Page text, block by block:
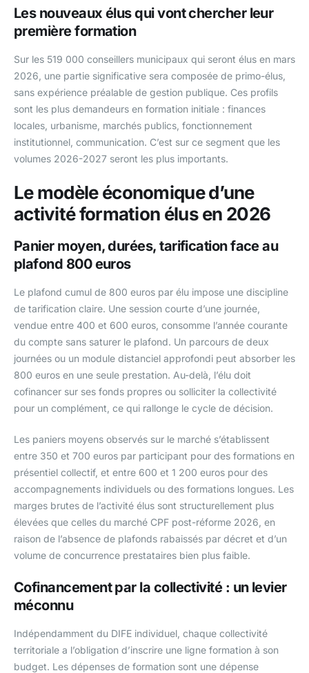
Les nouveaux élus qui vont chercher leur
première formation
Sur les 519 000 conseillers municipaux qui seront élus en mars
2026, une partie significative sera composée de primo-élus,
sans expérience préalable de gestion publique. Ces profils
sont les plus demandeurs en formation initiale : finances
locales, urbanisme, marchés publics, fonctionnement
institutionnel, communication. C’est sur ce segment que les
volumes 2026-2027 seront les plus importants.
Le modèle économique d’une
activité formation élus en 2026
Panier moyen, durées, tarification face au
plafond 800 euros
Le plafond cumul de 800 euros par élu impose une discipline
de tarification claire. Une session courte d’une journée,
vendue entre 400 et 600 euros, consomme l’année courante
du compte sans saturer le plafond. Un parcours de deux
journées ou un module distanciel approfondi peut absorber les
800 euros en une seule prestation. Au-delà, l’élu doit
cofinancer sur ses fonds propres ou solliciter la collectivité
pour un complément, ce qui rallonge le cycle de décision.
Les paniers moyens observés sur le marché s’établissent
entre 350 et 700 euros par participant pour des formations en
présentiel collectif, et entre 600 et 1 200 euros pour des
accompagnements individuels ou des formations longues. Les
marges brutes de l’activité élus sont structurellement plus
élevées que celles du marché CPF post-réforme 2026, en
raison de l’absence de plafonds rabaissés par décret et d’un
volume de concurrence prestataires bien plus faible.
Cofinancement par la collectivité : un levier
méconnu
Indépendamment du DIFE individuel, chaque collectivité
territoriale a l’obligation d’inscrire une ligne formation à son
budget. Les dépenses de formation sont une dépense